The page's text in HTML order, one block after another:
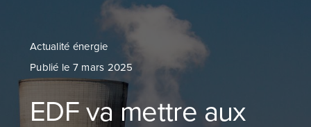
Secteurs
Expertises
Actualité énergie
Publié le 7 mars 2025
EDF va mettre aux